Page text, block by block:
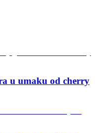
u umaku od cherry